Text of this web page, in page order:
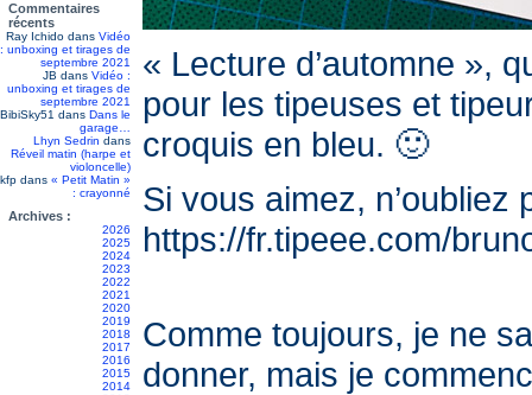
Commentaires
récents
Ray Ichido dans Vidéo
: unboxing et tirages de
septembre 2021
JB dans Vidéo :
unboxing et tirages de
septembre 2021
BibiSky51 dans Dans le
garage…
Lhyn Sedrin dans
Réveil matin (harpe et
violoncelle)
kfp dans « Petit Matin »
: crayonné
Archives :
2026
2025
2024
2023
2022
2021
2020
2019
2018
2017
2016
2015
2014
« Lecture d’automne »,
pour les tipeuses et
croquis en bleu. 🙂
Si vous aimez, n’oubliez
https://fr.tipeee.com/
Comme toujours, je ne
donner, mais je